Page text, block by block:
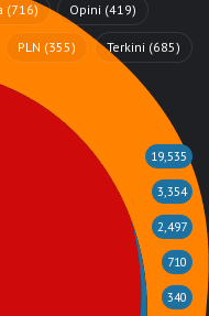
(716) Opini (419)
PLN (355) Terkini (685)
19,535
3,354
2,497
710
340